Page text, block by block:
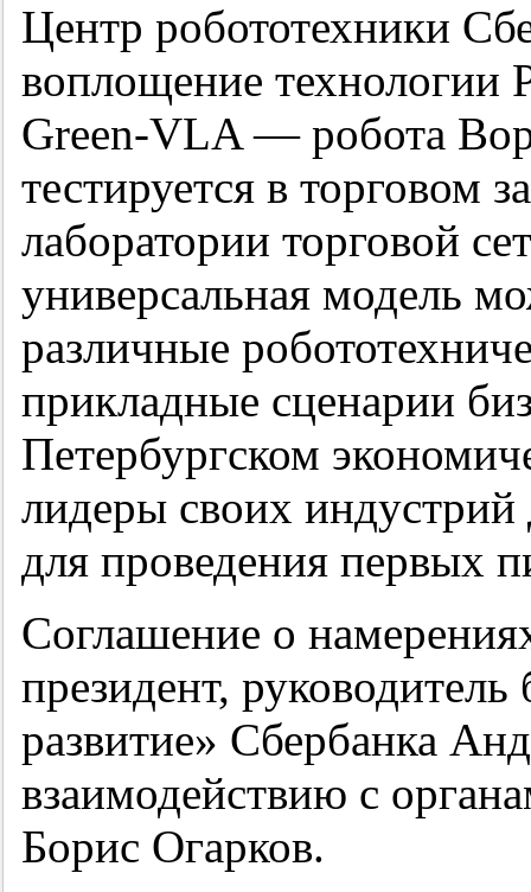
Центр робототехники
воплощение технологии
Green-VLA — робота
тестируется в торговом
лаборатории торговой
универсальная модель
различные
прикладные сценарии
Петербургском
лидеры своих индустрий
для проведения первых
Соглашение о
президент,
развитие» Сбербанка
взаимодействию с
Борис Огарков.